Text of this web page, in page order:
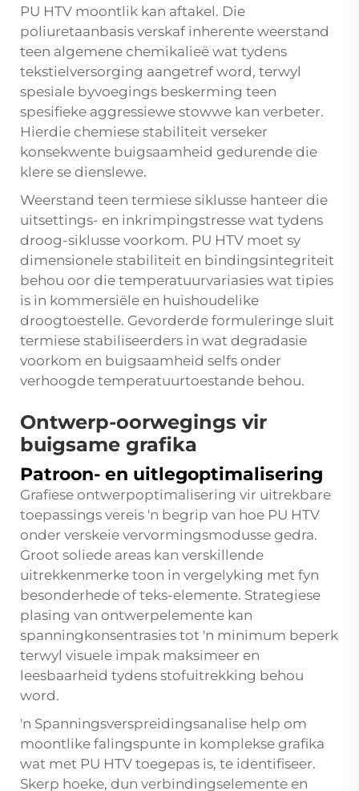
PU HTV moontlik kan aftakel. Die
poliuretaanbasis verskaf inherente weerstand
teen algemene chemikalieë wat tydens
tekstielversorging aangetref word, terwyl
spesiale byvoegings beskerming teen
spesifieke aggressiewe stowwe kan verbeter.
Hierdie chemiese stabiliteit verseker
konsekwente buigsaamheid gedurende die
klere se dienslewe.
Weerstand teen termiese siklusse hanteer die
uitsettings- en inkrimpingstresse wat tydens
droog-siklusse voorkom. PU HTV moet sy
dimensionele stabiliteit en bindingsintegriteit
behou oor die temperatuurvariasies wat tipies
is in kommersiële en huishoudelike
droogtoestelle. Gevorderde formuleringe sluit
termiese stabiliseerders in wat degradasie
voorkom en buigsaamheid selfs onder
verhoogde temperatuurtoestande behou.
Ontwerp-oorwegings vir
buigsame grafika
Patroon- en uitlegoptimalisering
Grafiese ontwerpoptimalisering vir uitrekbare
toepassings vereis 'n begrip van hoe PU HTV
onder verskeie vervormingsmodusse gedra.
Groot soliede areas kan verskillende
uitrekkenmerke toon in vergelyking met fyn
besonderhede of teks-elemente. Strategiese
plasing van ontwerpelemente kan
spanningkonsentrasies tot 'n minimum beperk
terwyl visuele impak maksimeer en
leesbaarheid tydens stofuitrekking behou
word.
'n Spanningsverspreidingsanalise help om
moontlike falingspunte in komplekse grafika
wat met PU HTV toegepas is, te identifiseer.
Skerp hoeke, dun verbindingselemente en